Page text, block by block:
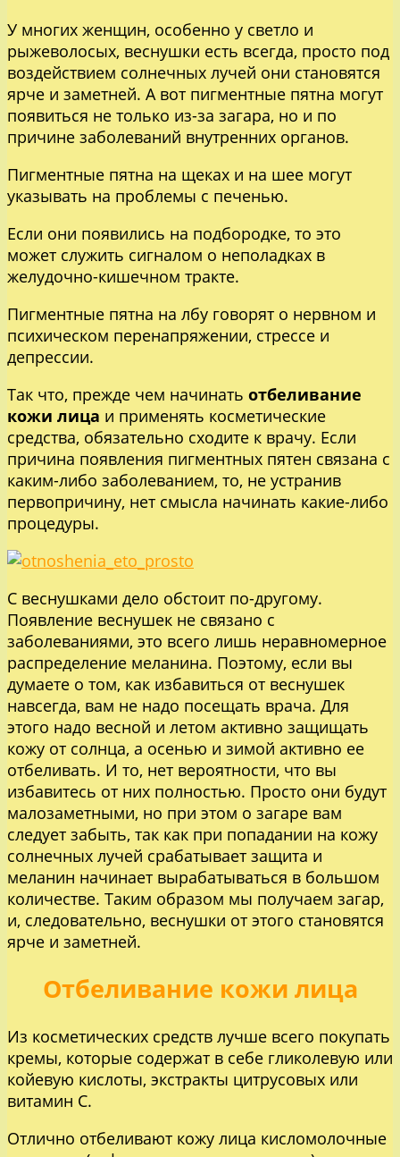
У многих женщин, особенно у светло и
рыжеволосых, веснушки есть всегда, просто под
воздействием солнечных лучей они становятся
ярче и заметней. А вот пигментные пятна могут
появиться не только из-за загара, но и по
причине заболеваний внутренних органов.
Пигментные пятна на щеках и на шее могут
указывать на проблемы с печенью.
Если они появились на подбородке, то это
может служить сигналом о неполадках в
желудочно-кишечном тракте.
Пигментные пятна на лбу говорят о нервном и
психическом перенапряжении, стрессе и
депрессии.
Так что, прежде чем начинать отбеливание
кожи лица и применять косметические
средства, обязательно сходите к врачу. Если
причина появления пигментных пятен связана с
каким-либо заболеванием, то, не устранив
первопричину, нет смысла начинать какие-либо
процедуры.
С веснушками дело обстоит по-другому.
Появление веснушек не связано с
заболеваниями, это всего лишь неравномерное
распределение меланина. Поэтому, если вы
думаете о том, как избавиться от веснушек
навсегда, вам не надо посещать врача. Для
этого надо весной и летом активно защищать
кожу от солнца, а осенью и зимой активно ее
отбеливать. И то, нет вероятности, что вы
избавитесь от них полностью. Просто они будут
малозаметными, но при этом о загаре вам
следует забыть, так как при попадании на кожу
солнечных лучей срабатывает защита и
меланин начинает вырабатываться в большом
количестве. Таким образом мы получаем загар,
и, следовательно, веснушки от этого становятся
ярче и заметней.
Отбеливание кожи лица
Из косметических средств лучше всего покупать
кремы, которые содержат в себе гликолевую или
койевую кислоты, экстракты цитрусовых или
витамин С.
Отлично отбеливают кожу лица кисломолочные